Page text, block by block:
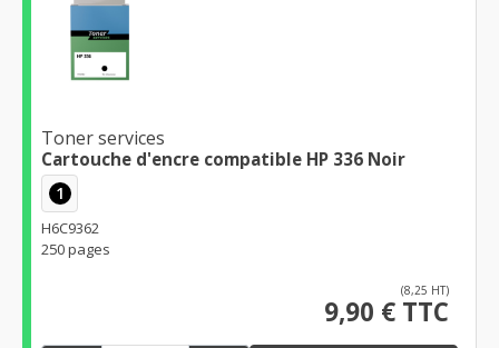
Toner services
Cartouche d'encre compatible HP 336 Noir
1
H6C9362
250 pages
(8,25 HT)
9,90 € TTC